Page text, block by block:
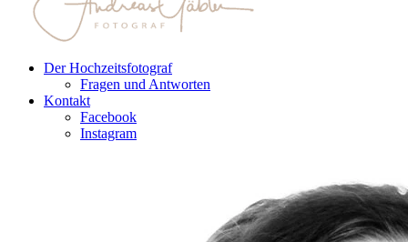
Der Hochzeitsfotograf
Fragen und Antworten
Kontakt
Facebook
Instagram